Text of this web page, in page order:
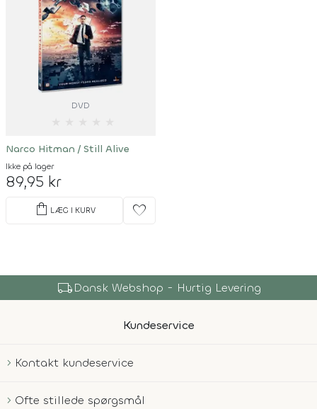
DVD
Narco Hitman / Still Alive
Ikke på lager
89,95 kr
shopping_bag LÆG I KURV favorite
local_shippingDansk Webshop - Hurtig Levering
Kundeservice
Kontakt kundeservice
Ofte stillede spørgsmål